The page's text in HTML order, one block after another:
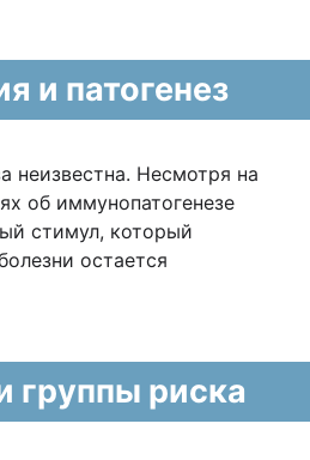
и патогенез
неизвестна. Несмотря на
об иммунопатогенезе
стимул, который
остается
группы риска